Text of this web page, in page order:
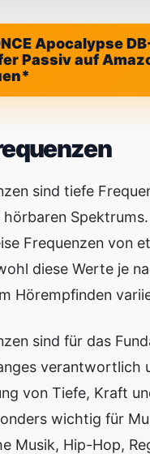
Apocalypse
Passiv auf
sind tiefe
Frequenzen von
diese Werte je
Hörempfinden
sind für das
verantwortlich
von Tiefe, Kraft
wichtig für
Musik, Hip-Hop,